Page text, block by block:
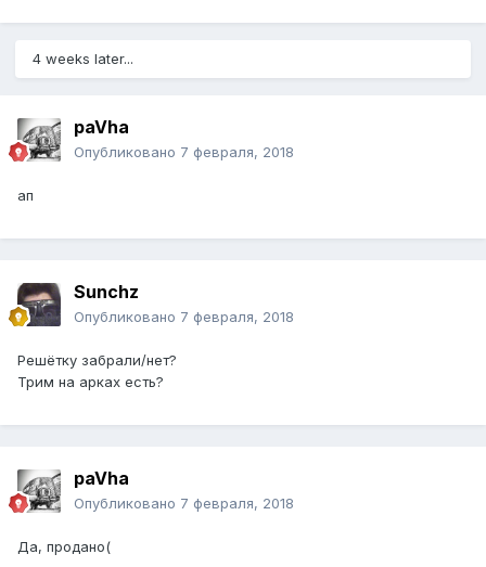
4 weeks later...
paVha
Опубликовано 7 февраля, 2018
ап
Sunchz
Опубликовано 7 февраля, 2018
Решётку забрали/нет?
Трим на арках есть?
paVha
Опубликовано 7 февраля, 2018
Да, продано(